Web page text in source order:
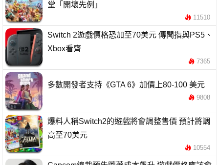
堂「開壞先例」
11510
Switch 2遊戲價格恐加至70美元 傳聞指與PS5、
Xbox看齊
7365
多數開發者支持《GTA 6》加價上80-100 美元
9808
爆料人稱Switch2的遊戲將會調整售價 預計將調
高至70美元
10554